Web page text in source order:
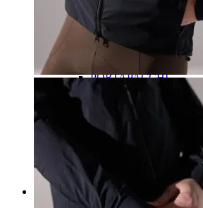
PEDALI BICI DA
PEDALI MTB
PEDALI FLAT
ACCESSORI PEDALI
PORTAPACCHI / CESTINI
PORTAPACCHI
CESTINI
REGGISELLA
RICAMBI TURBO LEVO
RUOTE
RUOTE MTB
RUOTE BICI DA
CERCHI
SELLE
MANUTENZIONE
remove
LUBRIFICANTI